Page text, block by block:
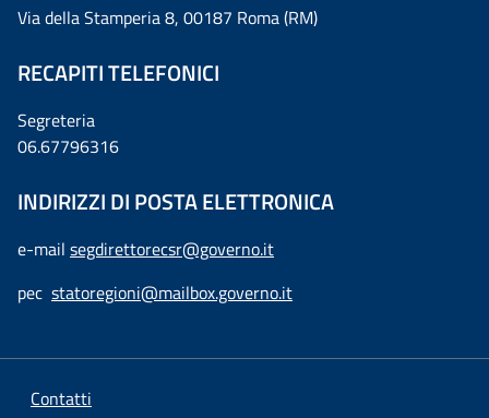
Via della Stamperia 8, 00187 Roma (RM)
RECAPITI TELEFONICI
Segreteria
06.67796316
INDIRIZZI DI POSTA ELETTRONICA
e-mail segdirettorecsr@governo.it
pec statoregioni@mailbox.governo.it
Contatti